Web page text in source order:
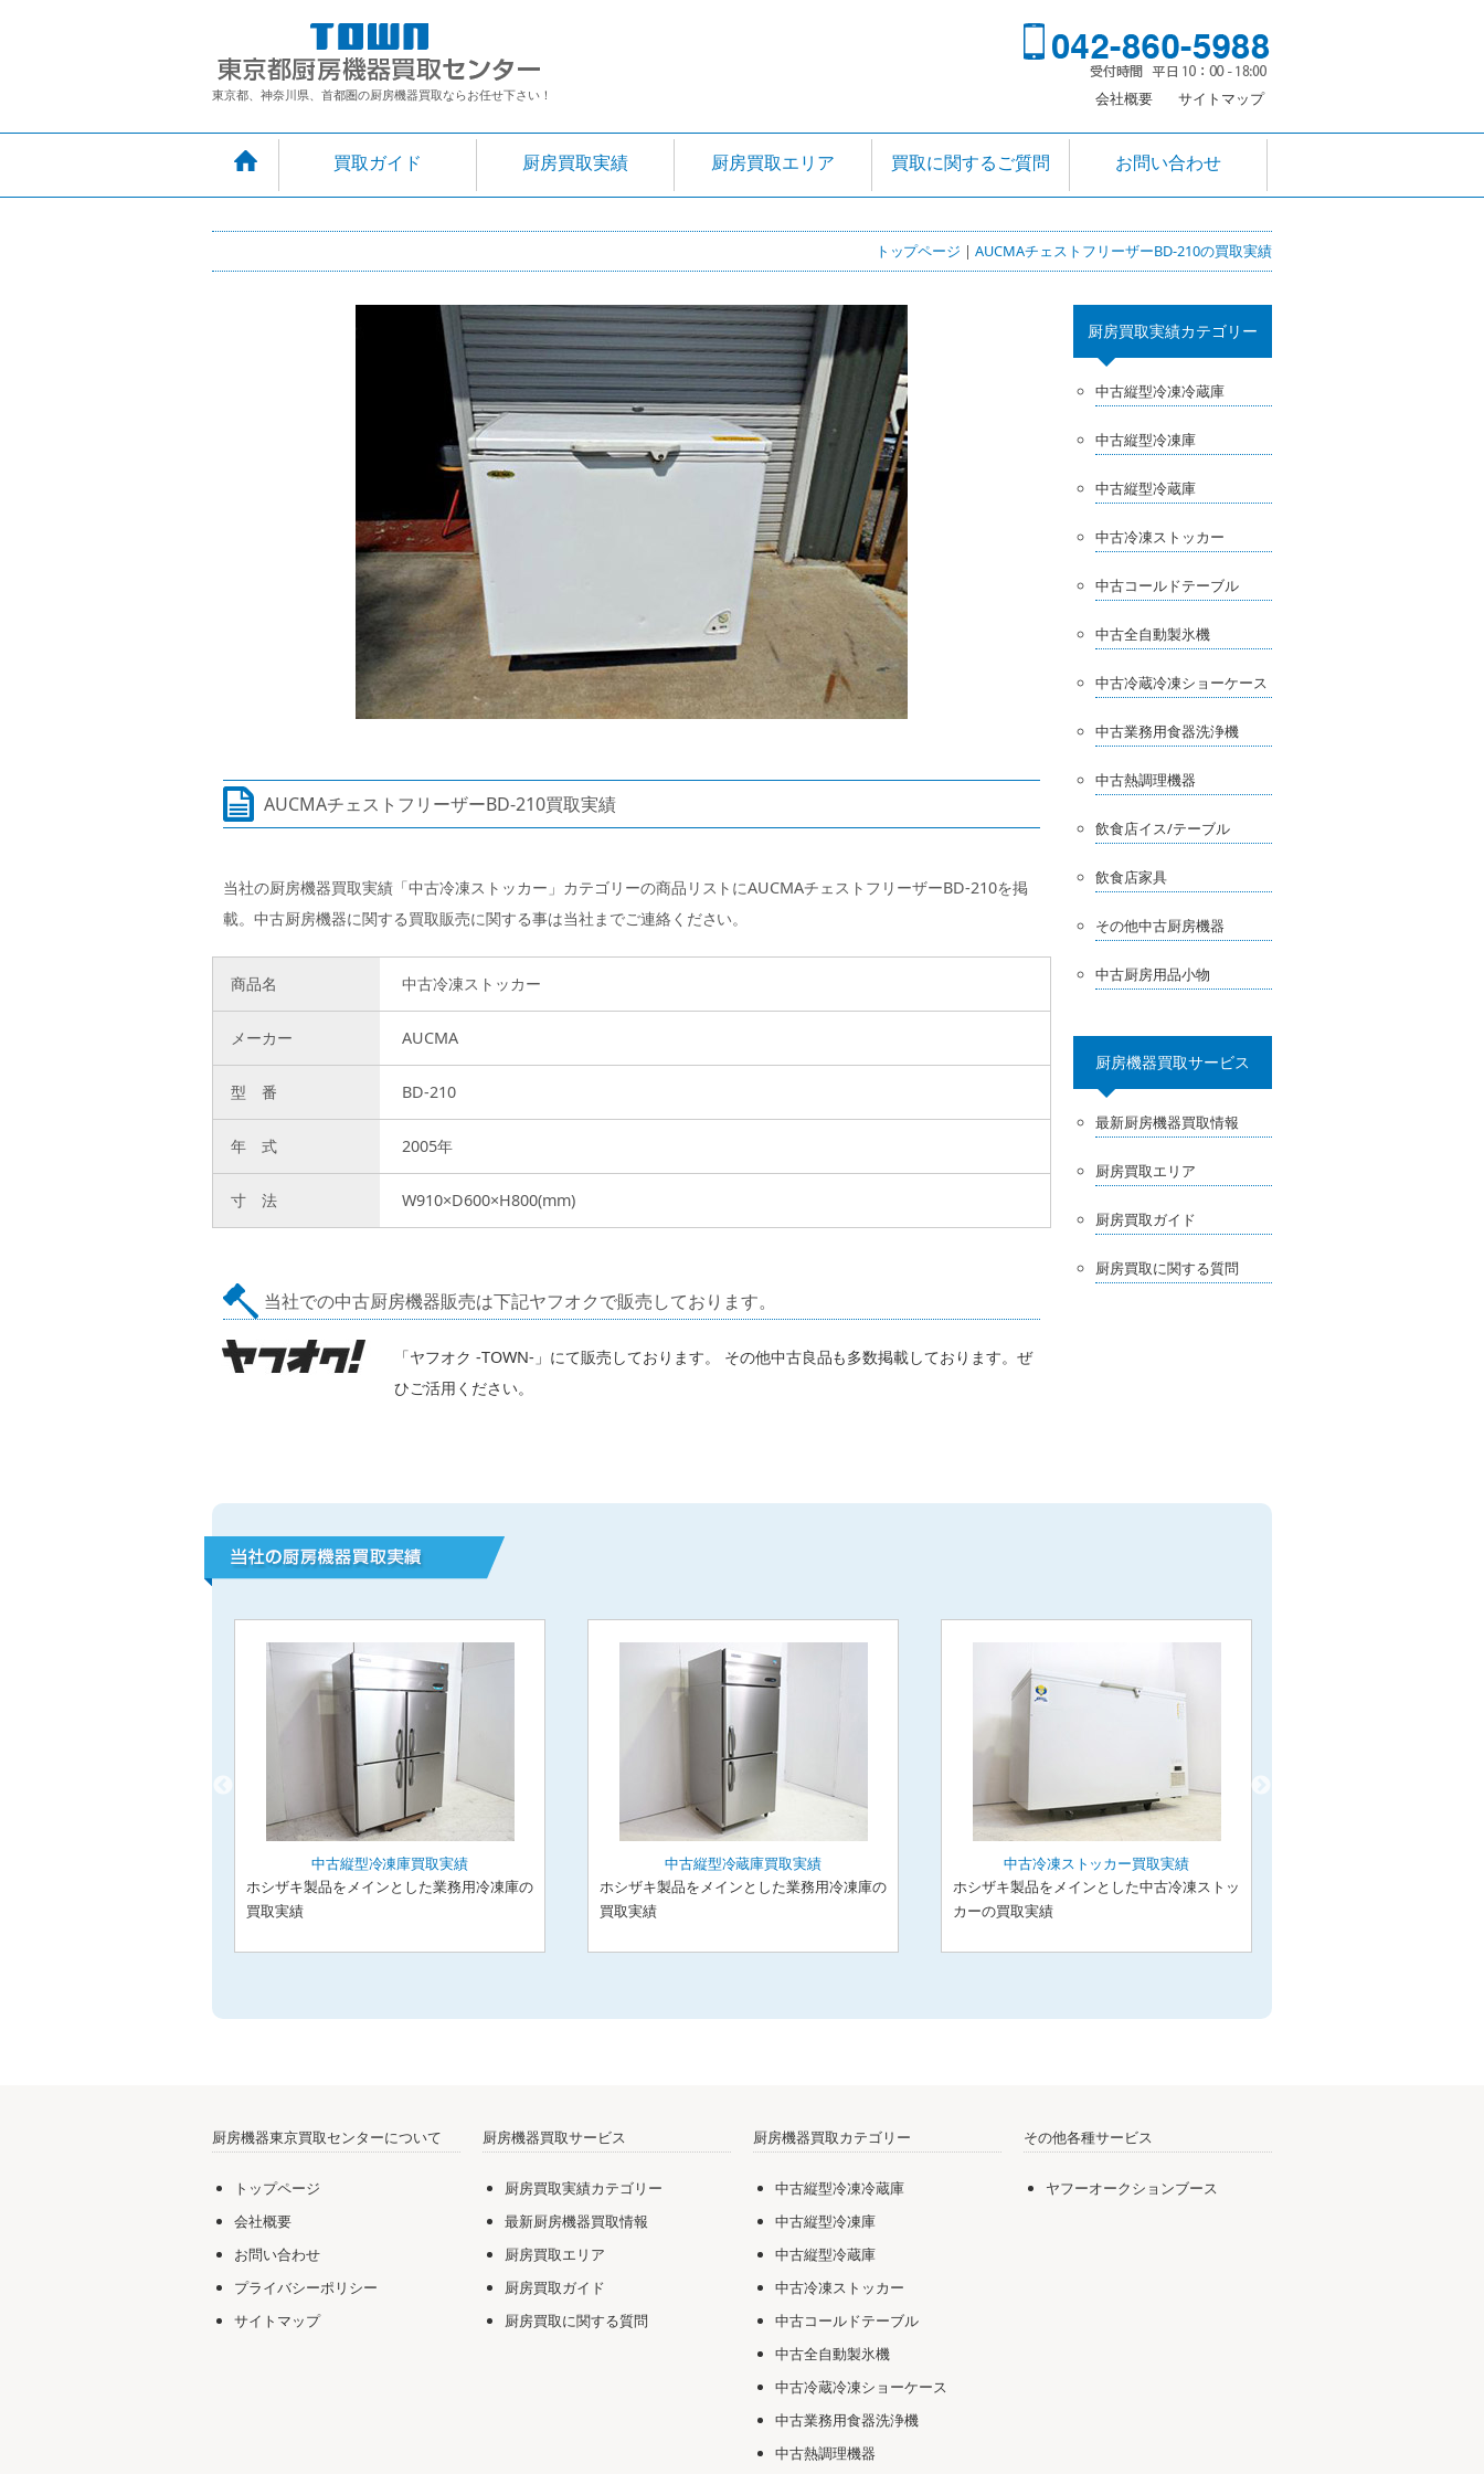
東京都、神奈川県、首都圏の厨房機器買取ならお任せ下さい！ 会社概要 サイトマップ
買取ガイド 厨房買取実績 厨房買取エリア 買取に関するご質問 お問い合わせ
トップページ |AUCMAチェストフリーザーBD-210の買取実績
AUCMAチェストフリーザーBD-210買取実績
当社の厨房機器買取実績「中古冷凍ストッカー」カテゴリーの商品リストにAUCMAチェストフリーザーBD-210を掲
載。中古厨房機器に関する買取販売に関する事は当社までご連絡ください。
商品名 中古冷凍ストッカー
メーカー AUCMA
型 番 BD-210
年 式 2005年
寸 法 W910×D600×H800(mm)
当社での中古厨房機器販売は下記ヤフオクで販売しております。
「ヤフオク -TOWN-」にて販売しております。 その他中古良品も多数掲載しております。ぜ
ひご活用ください。
厨房買取実績カテゴリー
中古縦型冷凍冷蔵庫
中古縦型冷凍庫
中古縦型冷蔵庫
中古冷凍ストッカー
中古コールドテーブル
中古全自動製氷機
中古冷蔵冷凍ショーケース
中古業務用食器洗浄機
中古熱調理機器
飲食店イス/テーブル
飲食店家具
その他中古厨房機器
中古厨房用品小物
厨房機器買取サービス
最新厨房機器買取情報
厨房買取エリア
厨房買取ガイド
厨房買取に関する質問
中古縦型冷凍庫買取実績
ホシザキ製品をメインとした業務用冷凍庫の
買取実績
中古縦型冷蔵庫買取実績
ホシザキ製品をメインとした業務用冷凍庫の
買取実績
中古冷凍ストッカー買取実績
ホシザキ製品をメインとした中古冷凍ストッ
カーの買取実績
厨房機器東京買取センターについて
トップページ
会社概要
お問い合わせ
プライバシーポリシー
サイトマップ
厨房機器買取サービス
厨房買取実績カテゴリー
最新厨房機器買取情報
厨房買取エリア
厨房買取ガイド
厨房買取に関する質問
厨房機器買取カテゴリー
中古縦型冷凍冷蔵庫
中古縦型冷凍庫
中古縦型冷蔵庫
中古冷凍ストッカー
中古コールドテーブル
中古全自動製氷機
中古冷蔵冷凍ショーケース
中古業務用食器洗浄機
中古熱調理機器
その他各種サービス
ヤフーオークションブース